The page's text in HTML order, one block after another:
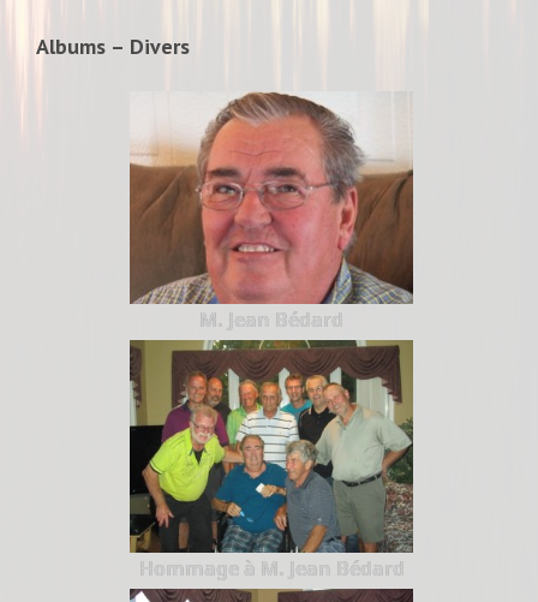
Albums – Divers
M. Jean Bédard
Hommage à M. Jean Bédard